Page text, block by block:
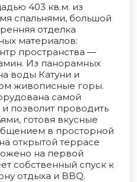
403 кв.м. из
спальнями, большой
отделка
материалов:
пространства —
Из панорамных
воды Катуни и
живописные горы.
самой
позволит проводить
готовя вкусные
в просторной
открытой террасе
на первой
собственный спуск к
отдыха и BBQ.